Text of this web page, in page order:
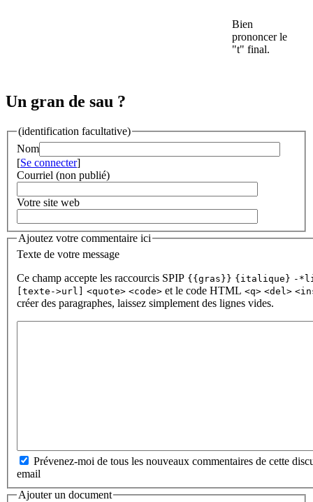
Bien
prononcer le
"t" final.
Un gran de sau ?
(identification facultative)
Nom
[Se connecter]
Courriel (non publié)
Votre site web
Ajoutez votre commentaire ici
Texte de votre message
Ce champ accepte les raccourcis SPIP {{gras}} {italique} -
[texte->url]
<quote> <code> et le code HTML <q> <del>
créer des paragraphes, laissez simplement des lignes vides.
Prévenez-moi de tous les nouveaux commentaires de cette
email
Ajouter un document